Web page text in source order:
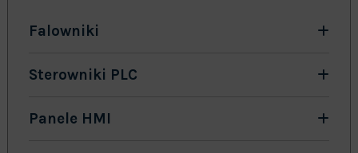
Falowniki
Sterowniki PLC
Panele HMI